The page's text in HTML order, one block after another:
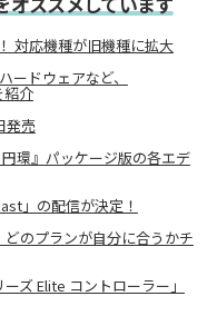
対応機種が旧機種に拡大
ードウェアなど、
紹介
発売
環』パッケージ版の各エデ
」の配信が決定！
のプランが自分に合うかチ
ズ Elite コントローラー」